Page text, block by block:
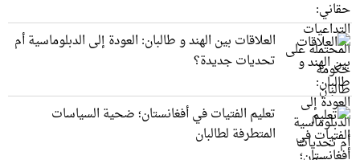
العلاقات بين الهند و طالبان: العودة إلى الدبلوماسية أم
تحديات جديدة؟
تعليم الفتيات في أفغانستان؛ ضحية السياسات
المتطرفة لطالبان